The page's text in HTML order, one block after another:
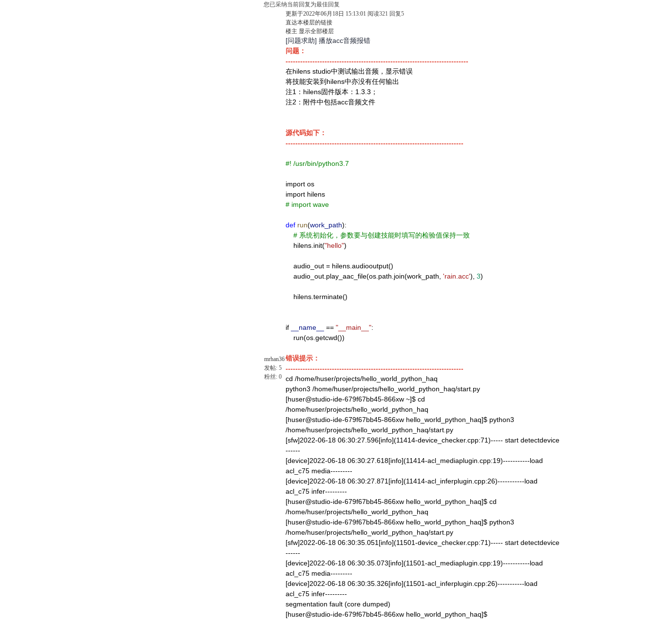
您已采纳当前回复为最佳回复
mrhan36
发帖: 5
粉丝: 0
更新于2022年06月18日 15:13:01 阅读321 回复5
直达本楼层的链接
楼主 显示全部楼层
[问题求助] 播放acc音频报错
问题：
---------------------------------------------------------------------------
在hilens studio中测试输出音频，显示错误
将技能安装到hilens中亦没有任何输出
注1：hilens固件版本：1.3.3；
注2：附件中包括acc音频文件
源代码如下：
-------------------------------------------------------------------------
#! /usr/bin/python3.7
import os
import hilens
# import wave
def run(work_path):
# 系统初始化，参数要与创建技能时填写的检验值保持一致
hilens.init("hello")
audio_out = hilens.audiooutput()
audio_out.play_aac_file(os.path.join(work_path, 'rain.acc'), 3)
hilens.terminate()
if __name__ == "__main__":
run(os.getcwd())
错误提示：
-------------------------------------------------------------------------
cd /home/huser/projects/hello_world_python_haq
python3 /home/huser/projects/hello_world_python_haq/start.py
[huser@studio-ide-679f67bb45-866xw ~]$ cd
/home/huser/projects/hello_world_python_haq
[huser@studio-ide-679f67bb45-866xw hello_world_python_haq]$ python3
/home/huser/projects/hello_world_python_haq/start.py
[sfw]2022-06-18 06:30:27.596[info](11414-device_checker.cpp:71)----- start detectdevice
------
[device]2022-06-18 06:30:27.618[info](11414-acl_mediaplugin.cpp:19)-----------load
acl_c75 media---------
[device]2022-06-18 06:30:27.871[info](11414-acl_inferplugin.cpp:26)-----------load
acl_c75 infer---------
[huser@studio-ide-679f67bb45-866xw hello_world_python_haq]$ cd
/home/huser/projects/hello_world_python_haq
[huser@studio-ide-679f67bb45-866xw hello_world_python_haq]$ python3
/home/huser/projects/hello_world_python_haq/start.py
[sfw]2022-06-18 06:30:35.051[info](11501-device_checker.cpp:71)----- start detectdevice
------
[device]2022-06-18 06:30:35.073[info](11501-acl_mediaplugin.cpp:19)-----------load
acl_c75 media---------
[device]2022-06-18 06:30:35.326[info](11501-acl_inferplugin.cpp:26)-----------load
acl_c75 infer---------
segmentation fault (core dumped)
[huser@studio-ide-679f67bb45-866xw hello_world_python_haq]$